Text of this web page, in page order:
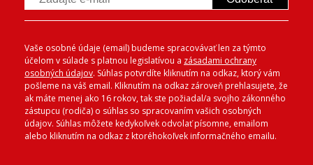
Vaše osobné údaje (email) budeme spracovávať len za týmto
účelom v súlade s platnou legislatívou a zásadami ochrany
osobných údajov. Súhlas potvrdíte kliknutím na odkaz, ktorý vám
pošleme na váš email. Kliknutím na odkaz zároveň prehlasujete, že
ak máte menej ako 16 rokov, tak ste požiadal/a svojho zákonného
zástupcu (rodiča) o súhlas so spracovaním vašich osobných
údajov. Súhlas môžete kedykoľvek odvolať písomne, emailom
alebo kliknutím na odkaz z ktoréhokoľvek informačného emailu.